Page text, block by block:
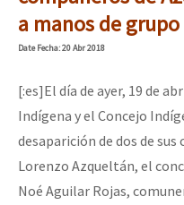
Mundo
EZLN
La Sexta
AutonomÍa y Resistencia
Megaproyectos
Migración
[CDMX – 20 julio] Jornadas
a manos de
DateFecha: 20 Abr 2018
[:es]El día de ayer, 19 de
Indígena y el Concejo
desaparición de dos de
Lorenzo Azqueltán, el
Noé Aguilar Rojas,